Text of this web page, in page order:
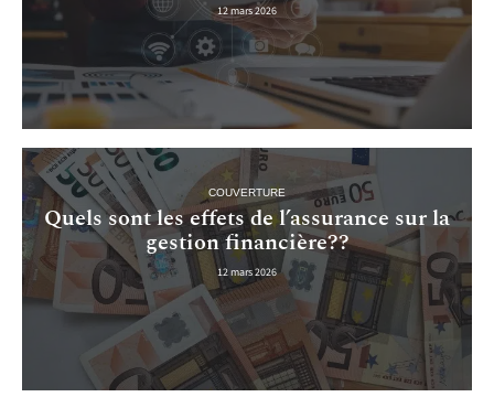
12 mars 2026
COUVERTURE
Quels sont les effets de l’assurance sur la
gestion financière??
12 mars 2026